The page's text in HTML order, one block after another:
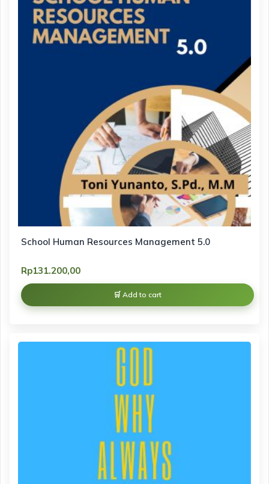
School Human Resources Management 5.0
Rp131.200,00
Add to cart